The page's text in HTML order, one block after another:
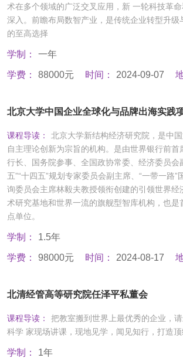
术在多个领域的广泛交叉应用，新 一轮科技革
深入。前瞻布局数智产业，是传统企业转型升级
的至高选择
学制： 一年
学费： 88000元 时间： 2024-09-07
北京大学中国企业全球化与品牌出海实践
课程导读：
北京大学新结构经济研究院，是中
自主理论创新为宗旨的机构。是由世界银行前首
行长、国务院参事、全国政协常委、经济委员会
五”“十四五”规划专家委员会副主席、“一带一路”
询委员会主席林毅夫教授领衔创建的引领世界经
术研究基地和世界一流的旗舰型智库机构，也是
点单位。
学制： 1.5年
学费： 98000元 时间： 2024-08-17
北清经管高等研究院任泽平私董会
课程导读：
把教室搬到世界上最优秀的企业，
科学 家现场讲课，现地见学，闻见知行，打造顶
学制： 1年